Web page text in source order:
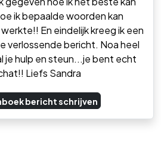
ik bepaalde woorden kan
En eindelijk kreeg ik een
verlossende bericht. Noa heel
je hulp en steun...je bent echt
Liefs Sandra
bericht schrijven